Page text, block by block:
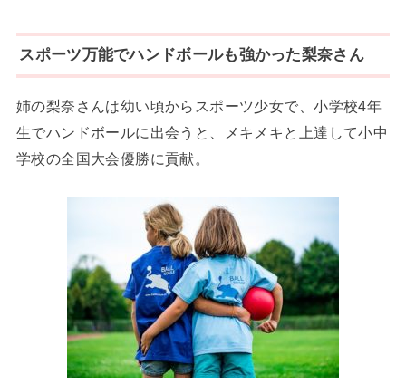
スポーツ万能でハンドボールも強かった梨奈さん
姉の梨奈さんは幼い頃からスポーツ少女で、小学校4年
生でハンドボールに出会うと、メキメキと上達して小中
学校の全国大会優勝に貢献。